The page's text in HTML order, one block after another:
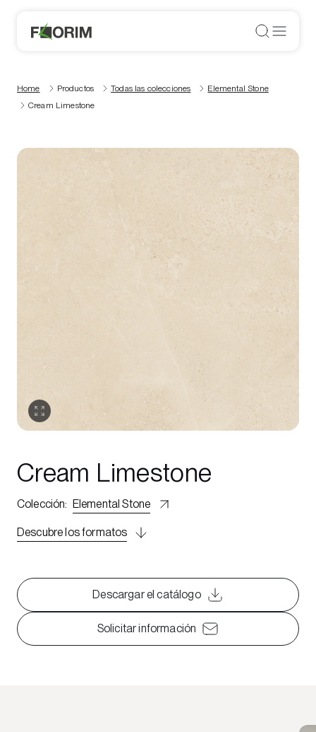
Home Productos Todas las colecciones
Elemental Stone
Cream Limestone
Cream Limestone
Colección: Elemental Stone
Descubre los formatos
Descargar el catálogo
Solicitar información